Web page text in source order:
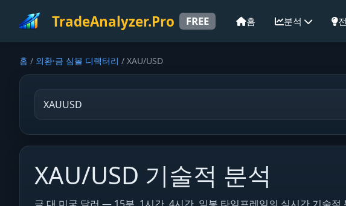
TradeAnalyzer.Pro FREE 홈 분석
홈 / 외환·금 심볼 디렉터리 / XAU/USD
XAU/USD 기술적 분석